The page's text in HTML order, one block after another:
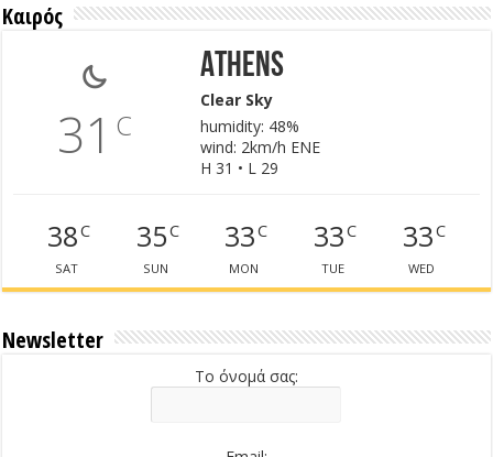
Καιρός
31 C
Athens
Clear Sky
humidity: 48%
wind: 2km/h ENE
H 31 • L 29
38C
SAT
35C
SUN
33C
MON
33C
TUE
33C
WED
Newsletter
Το όνομά σας: